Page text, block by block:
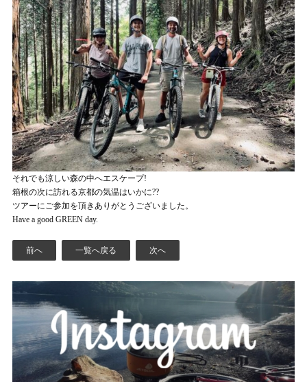
それでも涼しい森の中へエスケープ!
箱根の次に訪れる京都の気温はいかに??
ツアーにご参加を頂きありがとうございました。
Have a good GREEN day.
前へ 一覧へ戻る 次へ